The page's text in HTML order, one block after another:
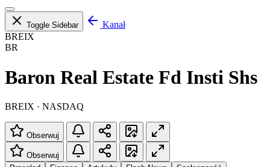
Toggle Sidebar
Kanał
BREIX
BR
Baron Real Estate Fd Insti Shs
BREIX · NASDAQ
Obserwuj
Obserwuj